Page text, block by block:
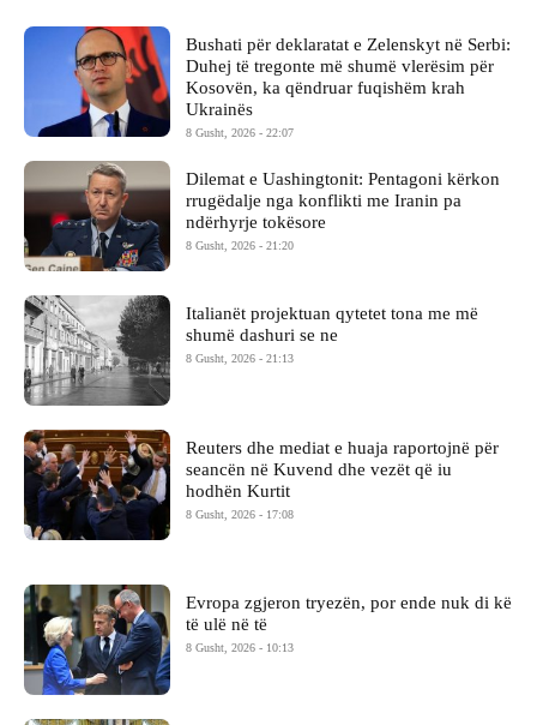
Bushati për deklaratat e Zelenskyt në Serbi:
Duhej të tregonte më shumë vlerësim për
Kosovën, ka qëndruar fuqishëm krah
Ukrainës
8 Gusht, 2026 - 22:07
Dilemat e Uashingtonit: Pentagoni kërkon
rrugëdalje nga konflikti me Iranin pa
ndërhyrje tokësore
8 Gusht, 2026 - 21:20
Italianët projektuan qytetet tona me më
shumë dashuri se ne
8 Gusht, 2026 - 21:13
Reuters dhe mediat e huaja raportojnë për
seancën në Kuvend dhe vezët që iu
hodhën Kurtit
8 Gusht, 2026 - 17:08
Evropa zgjeron tryezën, por ende nuk di kë
të ulë në të
8 Gusht, 2026 - 10:13